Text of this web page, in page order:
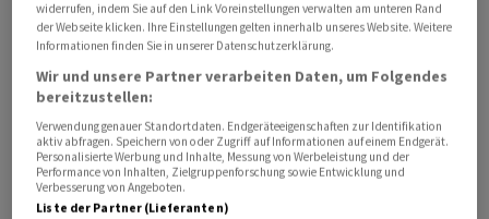
Die Arbeitslosenquote fiel um 0,1 Prozentpunkte auf
4,2 Prozent. Volkswirte hatten im Schnitt einen
unveränderten Wert von 4,3 Prozent erwartet. Grund für
die positive Entwicklung der Quote ist die langsamer
wachsende Arbeitsbevölkerung. So hat die Politik von
US-Präsident Donald Trump zu einer geringeren
Zuwanderung geführt.
widerrufen, indem Sie auf den Link Voreinstellungen verwalten am unteren Rand
der Webseite klicken. Ihre Einstellungen gelten innerhalb unseres Website. Weitere
Informationen finden Sie in unserer Datenschutzerklärung.
Wir und unsere Partner verarbeiten Daten, um Folgendes
bereitzustellen:
Verwendung genauer Standortdaten. Endgeräteeigenschaften zur Identifikation
aktiv abfragen. Speichern von oder Zugriff auf Informationen auf einem Endgerät.
Personalisierte Werbung und Inhalte, Messung von Werbeleistung und der
Performance von Inhalten, Zielgruppenforschung sowie Entwicklung und
Verbesserung von Angeboten.
Liste der Partner (Lieferanten)